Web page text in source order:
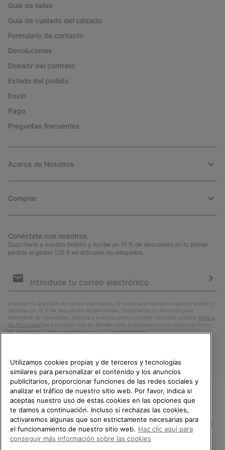
Guía de tallas
Guía de cuidado del calzado
Formulario de contacto
Devoluciones
Desistir del contrato
Estado del pedido
Envío
Pago
Preguntas frecuentes
Acerca de Nosotros
Comprar
Conéctate con nosotros
Suscríbete a nuestro boletín y recibe un 15 % de descuento en tu primer
pedido al gastar 120 € en artículos no rebajados.
de
Al enviar tu dirección de correo electrónico, te estás suscribiendo a nuestro boletín y
recibirás un 15 % de descuento de bienvenida. Utilizaremos tu dirección para
informarte de novedades, ofertas y eventos promocionales. Consulta nuestra Política
de Privacidad para conocer más en detalle cómo procesaremos tus datos con fines
de ’marketing’ y cómo puedes revocar tu consentimiento.
España
TE DAMOS LA BIENVENIDA A
SOREL.
POR FAVOR, SELECCIONA TU
PAÍS.
Utilizamos cookies propias y de terceros y tecnologías
similares para personalizar el contenido y los anuncios
publicitarios, proporcionar funciones de las redes sociales y
analizar el tráfico de nuestro sitio web. Por favor, indica si
aceptas nuestro uso de estas cookies en las opciones que
te damos a continuación. Incluso si rechazas las cookies,
activaremos algunas que son estrictamente necesarias para
el funcionamiento de nuestro sitio web. Haz clic aquí para
conseguir más información sobre las cookies